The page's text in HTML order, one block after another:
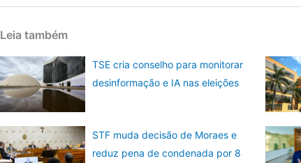
Leia também
TSE cria conselho para monitorar
desinformação e IA nas eleições
STF muda decisão de Moraes e
reduz pena de condenada por 8